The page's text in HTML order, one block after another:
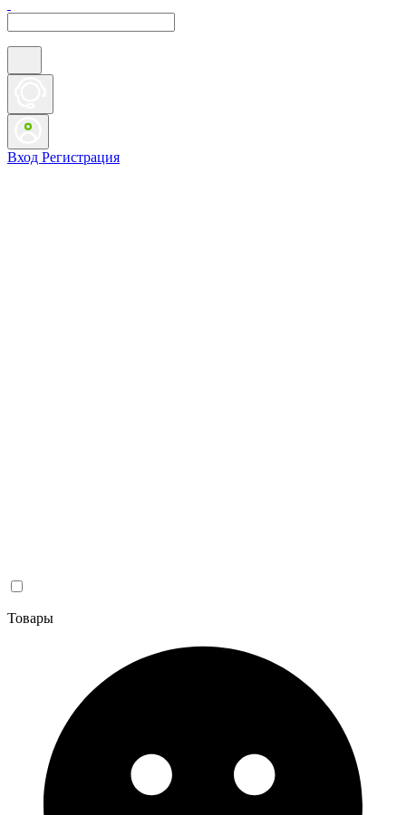
Вход Регистрация
Товары